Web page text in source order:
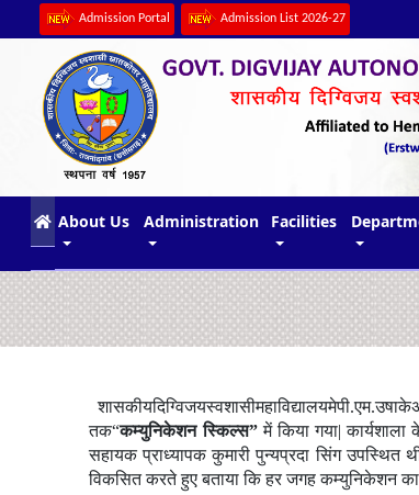
Admission Portal Admission List 2026-27
(current)
About Us Administration Facilities
शासकीयदिग्विजयस्वशासीमहाविद्यालयमेपी.एम.उषाके
तक“कम्युनिकेशन स्किल्स” में किया गया|कार्यशाला
सहायक प्राध्यापक कुमारी पुन्यप्रदा सिंग उपस्थित
विकसित करते हुए बताया कि हर जगह कम्युनिकेशन का